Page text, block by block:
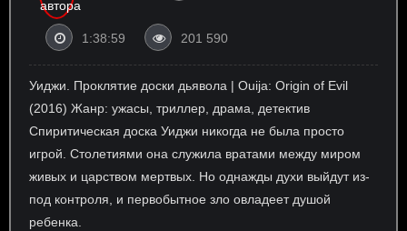
1:38:59 201 590
Уиджи. Проклятие доски дьявола | Ouija: Origin of Evil
(2016) Жанр: ужасы, триллер, драма, детектив
Спиритическая доска Уиджи никогда не была просто
игрой. Столетиями она служила вратами между миром
живых и царством мертвых. Но однажды духи выйдут из-
под контроля, и первобытное зло овладеет душой
ребенка.